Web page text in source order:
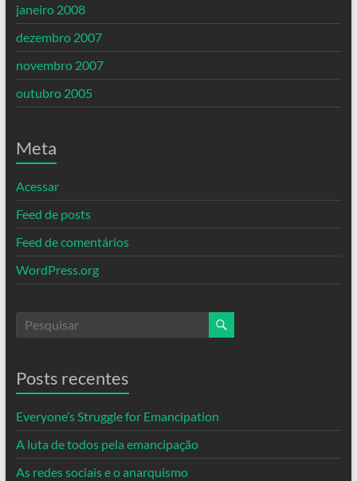
janeiro 2008
dezembro 2007
novembro 2007
outubro 2005
Meta
Acessar
Feed de posts
Feed de comentários
WordPress.org
Posts recentes
Everyone’s Struggle for Emancipation
A luta de todos pela emancipação
As redes sociais e o anarquismo